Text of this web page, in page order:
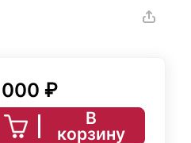
₽
В
корзину